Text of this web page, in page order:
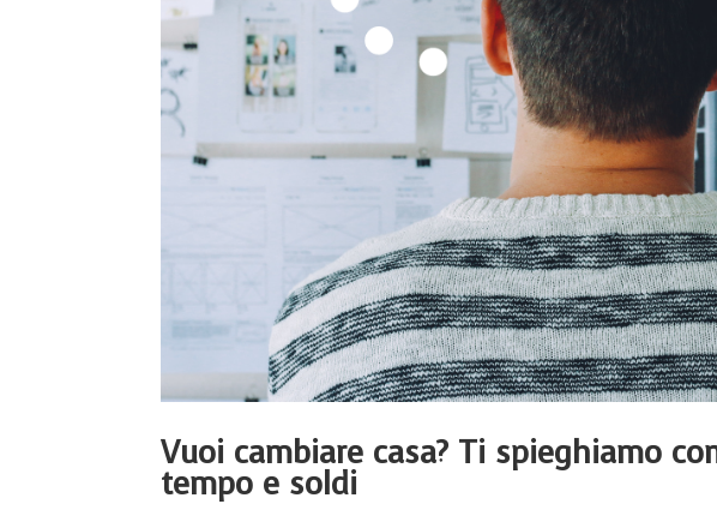
Vuoi cambiare casa? Ti spieghiamo
tempo e soldi